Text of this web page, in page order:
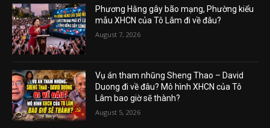
Phương Hằng gây bão mạng, Phường kiểu
mẫu XHCN của Tô Lâm đi về đâu?
August 7, 2026
Vụ án tham nhũng Sheng Thao – David
Duong đi về đâu? Mô hình XHCN của Tô
Lâm bao giờ sẽ thành?
August 5, 2026